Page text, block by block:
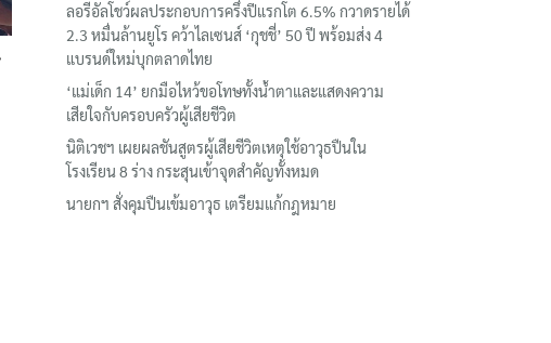
ลอรีอัลโชว์ผลประกอบการครึ่งปีแรกโต 6.5% กวาดรายได้
2.3 หมื่นล้านยูโร คว้าไลเซนส์ ‘กุชชี่’ 50 ปี พร้อมส่ง 4
แบรนด์ใหม่บุกตลาดไทย
‘แม่เด็ก 14’ ยกมือไหว้ขอโทษทั้งน้ำตาและแสดงความ
เสียใจกับครอบครัวผู้เสียชีวิต
นิติเวชฯ เผยผลชันสูตรผู้เสียชีวิตเหตุใช้อาวุธปืนใน
โรงเรียน 8 ร่าง กระสุนเข้าจุดสำคัญทั้งหมด
นายกฯ สั่งคุมปืนเข้มอาวุธ เตรียมแก้กฎหมาย